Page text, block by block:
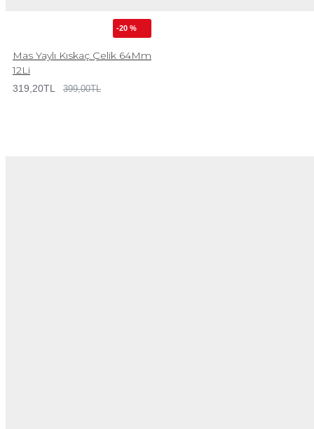
-20 %
Mas Yaylı Kıskaç Çelik 64Mm
12Li
319,20TL 399,00TL